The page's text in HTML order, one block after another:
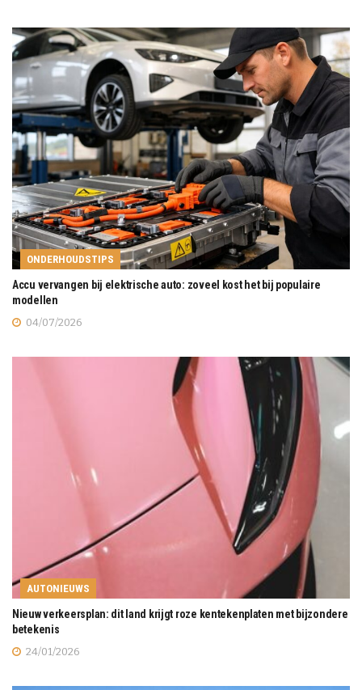
ONDERHOUDSTIPS
Accu vervangen bij elektrische auto: zoveel kost het bij populaire
modellen
04/07/2026
AUTONIEUWS
Nieuw verkeersplan: dit land krijgt roze kentekenplaten met bijzondere
betekenis
24/01/2026